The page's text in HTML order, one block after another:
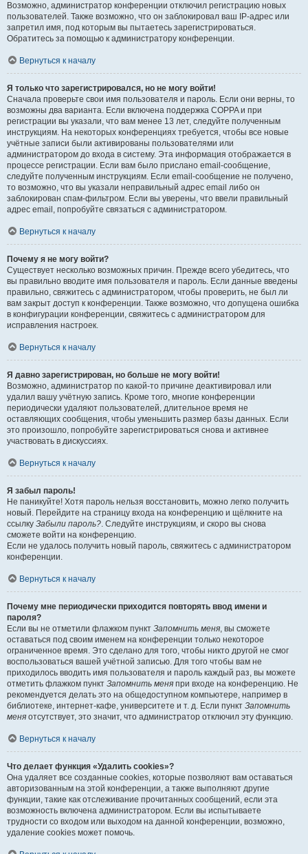
Возможно, администратор конференции отключил регистрацию новых
пользователей. Также возможно, что он заблокировал ваш IP-адрес или
запретил имя, под которым вы пытаетесь зарегистрироваться.
Обратитесь за помощью к администратору конференции.
Вернуться к началу
Я только что зарегистрировался, но не могу войти!
Сначала проверьте свои имя пользователя и пароль. Если они верны, то
возможны два варианта. Если включена поддержка COPPA и при
регистрации вы указали, что вам менее 13 лет, следуйте полученным
инструкциям. На некоторых конференциях требуется, чтобы все новые
учётные записи были активированы пользователями или
администратором до входа в систему. Эта информация отображается в
процессе регистрации. Если вам было прислано email-сообщение,
следуйте полученным инструкциям. Если email-сообщение не получено,
то возможно, что вы указали неправильный адрес email либо он
заблокирован спам-фильтром. Если вы уверены, что ввели правильный
адрес email, попробуйте связаться с администратором.
Вернуться к началу
Почему я не могу войти?
Существует несколько возможных причин. Прежде всего убедитесь, что
вы правильно вводите имя пользователя и пароль. Если данные введены
правильно, свяжитесь с администратором, чтобы проверить, не был ли
вам закрыт доступ к конференции. Также возможно, что допущена ошибка
в конфигурации конференции, свяжитесь с администратором для
исправления настроек.
Вернуться к началу
Я давно зарегистрирован, но больше не могу войти!
Возможно, администратор по какой-то причине деактивировал или
удалил вашу учётную запись. Кроме того, многие конференции
периодически удаляют пользователей, длительное время не
оставляющих сообщения, чтобы уменьшить размер базы данных. Если
это произошло, попробуйте зарегистрироваться снова и активнее
участвовать в дискуссиях.
Вернуться к началу
Я забыл пароль!
Не паникуйте! Хотя пароль нельзя восстановить, можно легко получить
новый. Перейдите на страницу входа на конференцию и щёлкните на
ссылку Забыли пароль?. Следуйте инструкциям, и скоро вы снова
сможете войти на конференцию.
Если не удалось получить новый пароль, свяжитесь с администратором
конференции.
Вернуться к началу
Почему мне периодически приходится повторять ввод имени и
пароля?
Если вы не отметили флажком пункт Запомнить меня, вы сможете
оставаться под своим именем на конференции только некоторое
ограниченное время. Это сделано для того, чтобы никто другой не смог
воспользоваться вашей учётной записью. Для того чтобы вам не
приходилось вводить имя пользователя и пароль каждый раз, вы можете
отметить флажком пункт Запомнить меня при входе на конференцию. Не
рекомендуется делать это на общедоступном компьютере, например в
библиотеке, интернет-кафе, университете и т. д. Если пункт Запомнить
меня отсутствует, это значит, что администратор отключил эту функцию.
Вернуться к началу
Что делает функция «Удалить cookies»?
Она удаляет все созданные cookies, которые позволяют вам оставаться
авторизованным на этой конференции, а также выполняют другие
функции, такие как отслеживание прочитанных сообщений, если эта
возможность включена администратором. Если вы испытываете
трудности со входом или выходом на данной конференции, возможно,
удаление cookies может помочь.